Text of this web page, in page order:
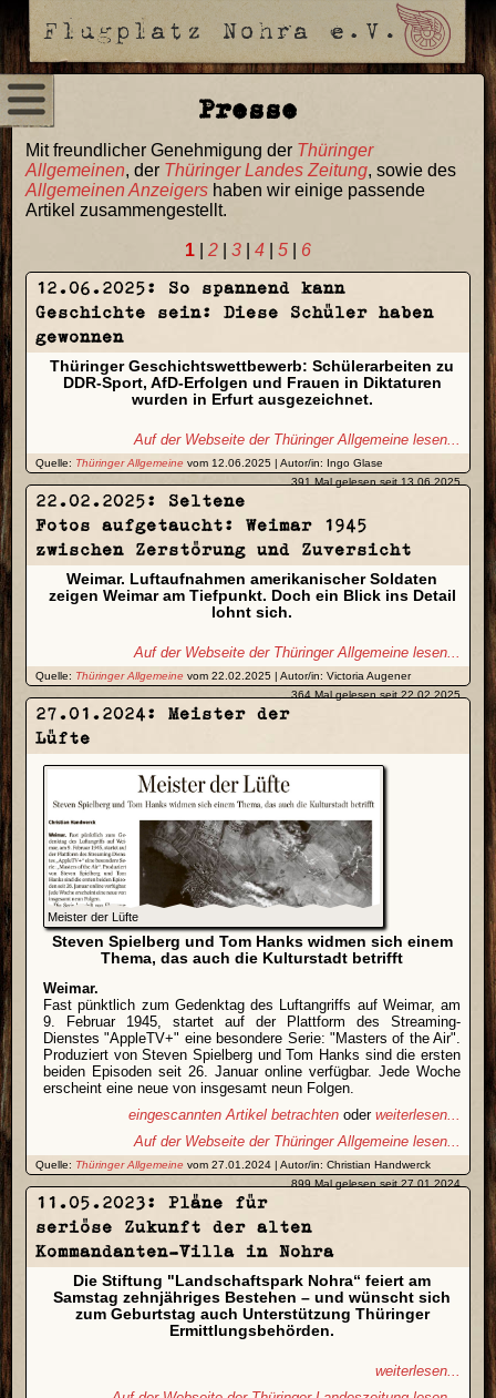
Presse
Mit freundlicher Genehmigung der Thüringer
Allgemeinen, der Thüringer Landes Zeitung, sowie des
Allgemeinen Anzeigers haben wir einige passende
Artikel zusammengestellt.
1 2 3 4 5 6
12.06.2025: So spannend kann
Geschichte sein: Diese Schüler haben
gewonnen
Thüringer Geschichtswettbewerb: Schülerarbeiten zu
DDR-Sport, AfD-Erfolgen und Frauen in Diktaturen
wurden in Erfurt ausgezeichnet.
Auf der Webseite der Thüringer Allgemeine lesen...
Quelle: Thüringer Allgemeine vom 12.06.2025 | Autor/in: Ingo Glase
391 Mal gelesen seit 13.06.2025
22.02.2025: Seltene
Fotos aufgetaucht: Weimar 1945
zwischen Zerstörung und Zuversicht
Weimar. Luftaufnahmen amerikanischer Soldaten
zeigen Weimar am Tiefpunkt. Doch ein Blick ins Detail
lohnt sich.
Auf der Webseite der Thüringer Allgemeine lesen...
Quelle: Thüringer Allgemeine vom 22.02.2025 | Autor/in: Victoria Augener
364 Mal gelesen seit 22.02.2025
27.01.2024: Meister der
Lüfte
Meister der Lüfte
Steven Spielberg und Tom Hanks widmen sich einem
Thema, das auch die Kulturstadt betrifft
Weimar.
Fast pünktlich zum Gedenktag des Luftangriffs auf Weimar, am
9. Februar 1945, startet auf der Plattform des Streaming-
Dienstes "AppleTV+" eine besondere Serie: "Masters of the Air".
Produziert von Steven Spielberg und Tom Hanks sind die ersten
beiden Episoden seit 26. Januar online verfügbar. Jede Woche
erscheint eine neue von insgesamt neun Folgen.
eingescannten Artikel betrachten oder weiterlesen...
Auf der Webseite der Thüringer Allgemeine lesen...
Quelle: Thüringer Allgemeine vom 27.01.2024 | Autor/in: Christian Handwerck
899 Mal gelesen seit 27.01.2024
11.05.2023: Pläne für
seriöse Zukunft der alten
Kommandanten-Villa in Nohra
Die Stiftung "Landschaftspark Nohra“ feiert am
Samstag zehnjähriges Bestehen – und wünscht sich
zum Geburtstag auch Unterstützung Thüringer
Ermittlungsbehörden.
weiterlesen...